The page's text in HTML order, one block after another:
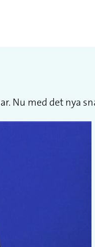
Nu med det nya